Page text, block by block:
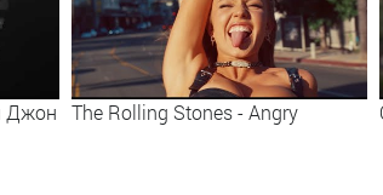
On Deck - Ноа Сайръс